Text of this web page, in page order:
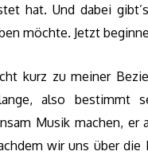
hat. Und dabei
möchte. Jetzt
kurz zu meiner
also bestimmt
Musik machen, er
wir uns über die